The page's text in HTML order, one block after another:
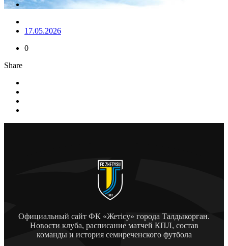
17.05.2026
0
Share
Официальный сайт ФК «Жетісу» города Талдыкорган.
Новости клуба, расписание матчей КПЛ, состав
команды и история семиреченского футбола